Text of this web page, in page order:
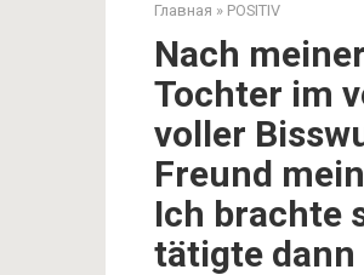
Главная » POSITIV
Nach
Tochter im
voller
Freund
Ich brachte
tätigte dann